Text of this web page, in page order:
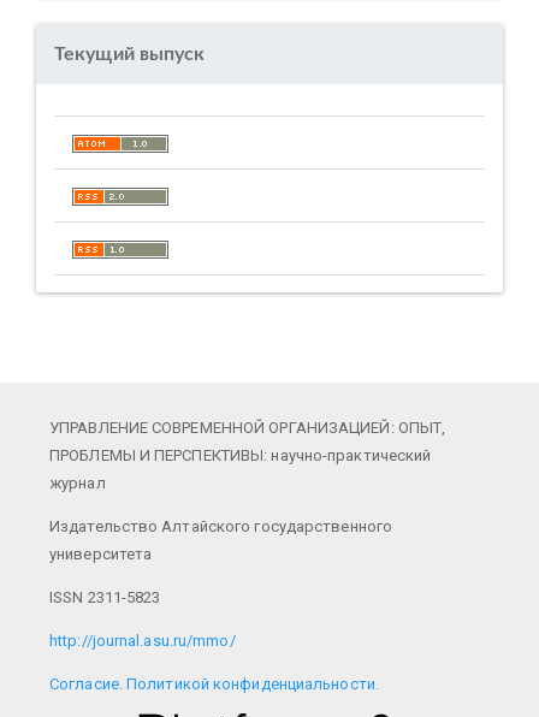
Текущий выпуск
УПРАВЛЕНИЕ СОВРЕМЕННОЙ ОРГАНИЗАЦИЕЙ: ОПЫТ,
ПРОБЛЕМЫ И ПЕРСПЕКТИВЫ: научно-практический
журнал
Издательство Алтайского государственного
университета
ISSN 2311-5823
http://journal.asu.ru/mmo/
Cогласие. Политикой конфиденциальности.